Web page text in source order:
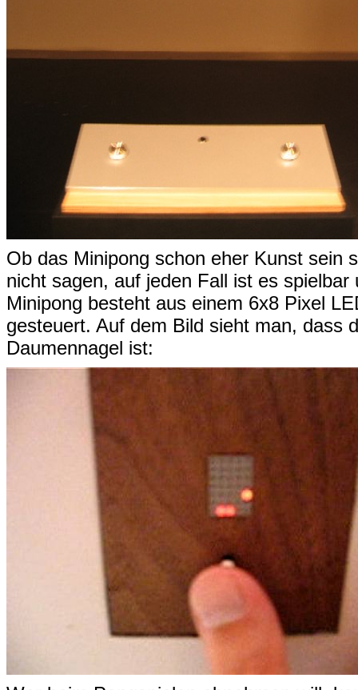
Ob das Minipong schon eher Kunst sein
nicht sagen, auf jeden Fall ist es
Minipong besteht aus einem 6x8 Pixel
gesteuert. Auf dem Bild sieht man, dass
Daumennagel ist: